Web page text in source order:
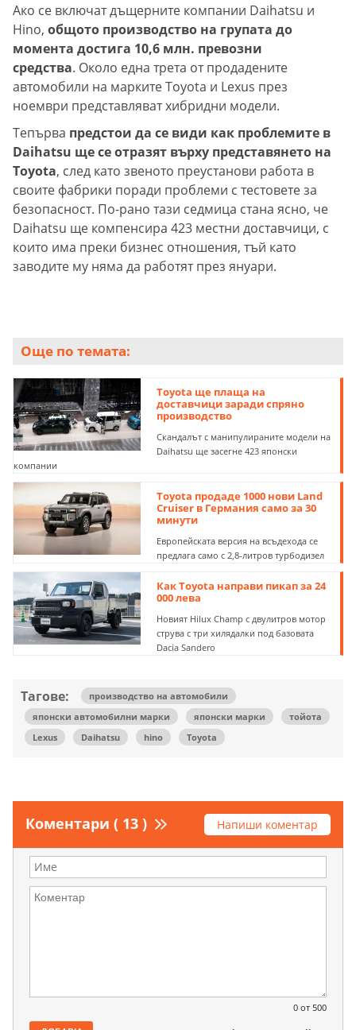
Ако се включат дъщерните компании Daihatsu и
Hino, общото производство на групата до
момента достига 10,6 млн. превозни
средства. Около една трета от продадените
автомобили на марките Toyota и Lexus през
ноември представляват хибридни модели.
Тепърва предстои да се види как проблемите в
Daihatsu ще се отразят върху представянето на
Toyota, след като звеното преустанови работа в
своите фабрики поради проблеми с тестовете за
безопасност. По-рано тази седмица стана ясно, че
Daihatsu ще компенсира 423 местни доставчици, с
които има преки бизнес отношения, тъй като
заводите му няма да работят през януари.
Още по темата:
Toyota ще плаща на
доставчици заради спряно
производство
Скандалът с манипулираните модели на
Daihatsu ще засегне 423 японски
компании
Toyota продаде 1000 нови Land
Cruiser в Германия само за 30
минути
Европейската версия на всъдехода се
предлага само с 2,8-литров турбодизел
Как Toyota направи пикап за 24
000 лева
Новият Hilux Champ с двулитров мотор
струва с три хилядалки под базовата
Dacia Sandero
Тагове:
производство на автомобили
японски автомобилни марки
японски марки
тойота
Lexus
Daihatsu hino Toyota
Коментари ( 13 ) Напиши коментар
0 от 500